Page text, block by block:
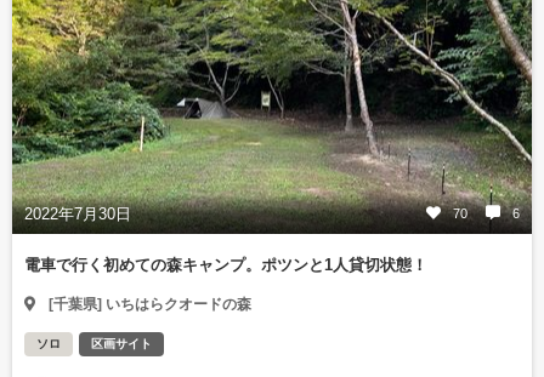
2022年7月30日 70 6
電車で行く初めての森キャンプ。ポツンと1人貸切状態！
[千葉県] いちはらクオードの森
ソロ 区画サイト